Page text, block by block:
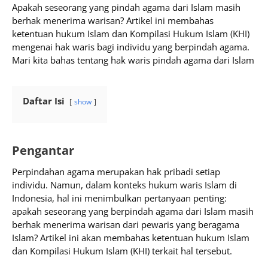
Apakah seseorang yang pindah agama dari Islam masih
berhak menerima warisan? Artikel ini membahas
ketentuan hukum Islam dan Kompilasi Hukum Islam (KHI)
mengenai hak waris bagi individu yang berpindah agama.
Mari kita bahas tentang hak waris pindah agama dari Islam
Daftar Isi show
Pengantar
Perpindahan agama merupakan hak pribadi setiap
individu. Namun, dalam konteks hukum waris Islam di
Indonesia, hal ini menimbulkan pertanyaan penting:
apakah seseorang yang berpindah agama dari Islam masih
berhak menerima warisan dari pewaris yang beragama
Islam? Artikel ini akan membahas ketentuan hukum Islam
dan Kompilasi Hukum Islam (KHI) terkait hal tersebut.